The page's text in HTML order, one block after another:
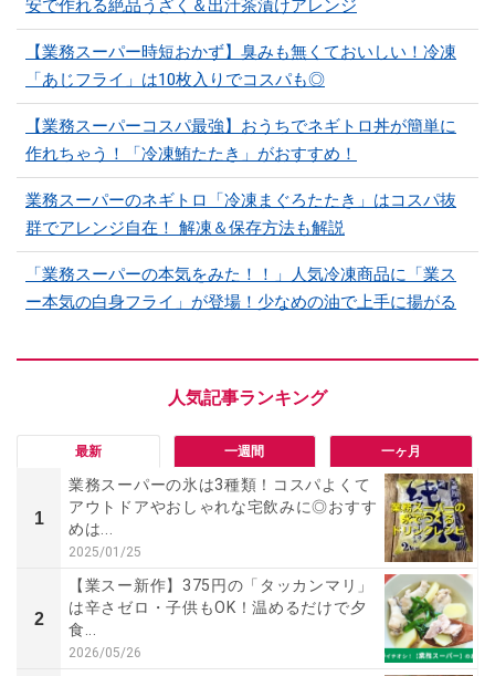
安で作れる絶品うざく＆出汁茶漬けアレンジ
【業務スーパー時短おかず】臭みも無くておいしい！冷凍
「あじフライ」は10枚入りでコスパも◎
【業務スーパーコスパ最強】おうちでネギトロ丼が簡単に
作れちゃう！「冷凍鮪たたき」がおすすめ！
業務スーパーのネギトロ「冷凍まぐろたたき」はコスパ抜
群でアレンジ自在！ 解凍＆保存方法も解説
「業務スーパーの本気をみた！！」人気冷凍商品に「業ス
ー本気の白身フライ」が登場！少なめの油で上手に揚がる
最新 一週間 一ヶ月
1
業務スーパーの氷は3種類！コスパよくて
アウトドアやおしゃれな宅飲みに◎おすす
めは...
2025/01/25
2
【業スー新作】375円の「タッカンマリ」
は辛さゼロ・子供もOK！温めるだけで夕
食...
2026/05/26